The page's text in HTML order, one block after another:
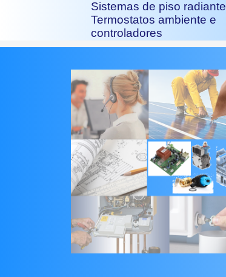
Sistemas de piso radiante
Termostatos ambiente e
controladores